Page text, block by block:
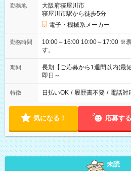
勤務地
大阪府寝屋川市
寝屋川市駅から徒歩5分
電子・機械系メーカー
勤務時間
10:00～16:00 10:00～17:00 ※表記のうち実働5時間から6時間で
す。
期間
長期【ご応募から1週間以内(最
即日～
特徴 日払いOK / 履歴書不要 / 電話対
気になる！ 応募する
未読